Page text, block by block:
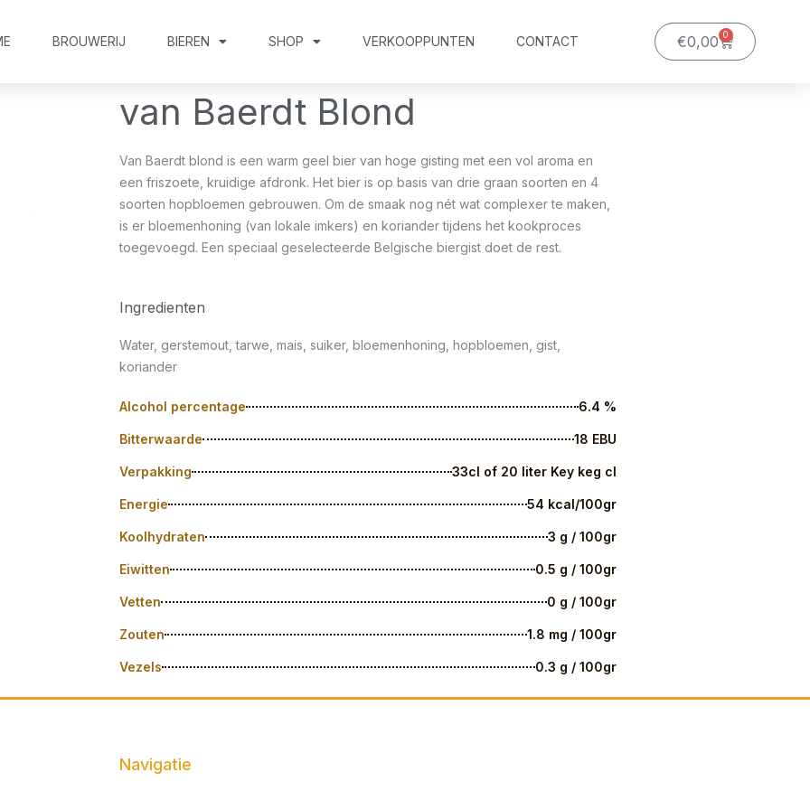
BROUWERIJ BIEREN SHOP VERKOOPPUNTEN CONTACT €0,00 0
Winkelwagen
van Baerdt Blond
Van Baerdt blond is een warm geel bier van hoge gisting met een vol aroma en
een friszoete, kruidige afdronk. Het bier is op basis van drie graan soorten en 4
soorten hopbloemen gebrouwen. Om de smaak nog nét wat complexer te maken,
is er bloemenhoning (van lokale imkers) en koriander tijdens het kookproces
toegevoegd. Een speciaal geselecteerde Belgische biergist doet de rest.
Ingredienten
Water, gerstemout, tarwe, mais, suiker, bloemenhoning, hopbloemen, gist,
koriander
Alcohol percentage 6.4 %
Bitterwaarde 18 EBU
Verpakking 33cl of 20 liter Key keg cl
Energie 54 kcal/100gr
Koolhydraten 3 g / 100gr
Eiwitten 0.5 g / 100gr
Vetten 0 g / 100gr
Zouten 1.8 mg / 100gr
Vezels 0.3 g / 100gr
Navigatie